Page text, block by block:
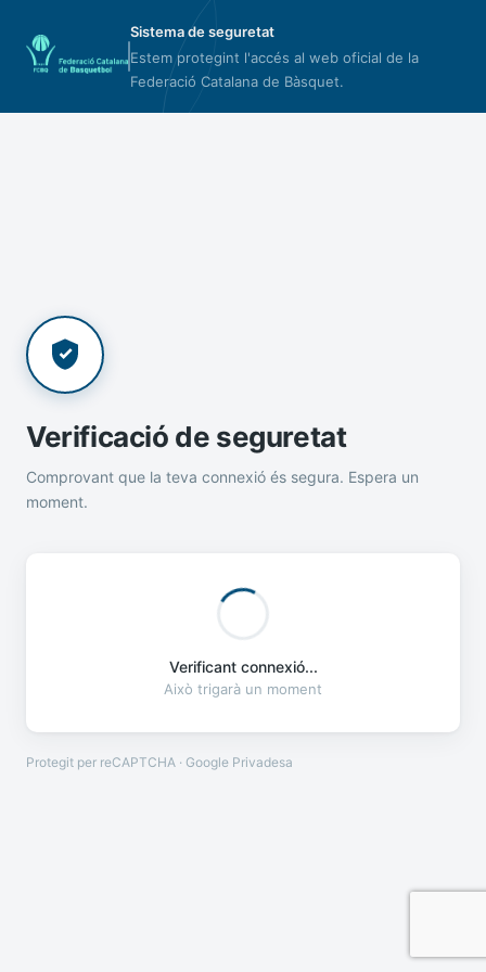
Sistema de seguretat
Estem protegint l'accés al web oficial de la
Federació Catalana de Bàsquet.
Verificació de seguretat
Comprovant que la teva connexió és segura. Espera un
moment.
Verificant connexió...
Això trigarà un moment
Protegit per reCAPTCHA · Google Privadesa